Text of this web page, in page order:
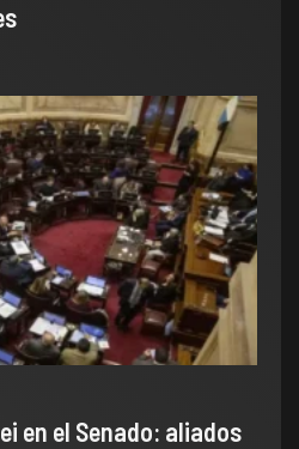
en el Senado: aliados